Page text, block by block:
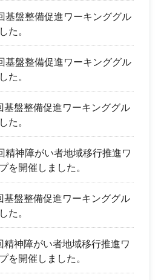
基盤整備促進ワーキンググル
た。
基盤整備促進ワーキンググル
た。
基盤整備促進ワーキンググル
た。
精神障がい者地域移行推進ワ
を開催しました。
基盤整備促進ワーキンググル
た。
精神障がい者地域移行推進ワ
を開催しました。